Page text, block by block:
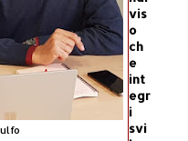
vis
o
ch
e
int
egr
i
svi